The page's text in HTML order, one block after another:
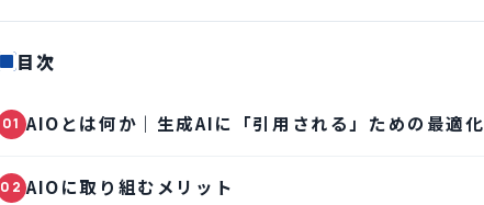
目次
01 AIOとは何か｜生成AIに「引用される」ための最適化
02 AIOに取り組むメリット